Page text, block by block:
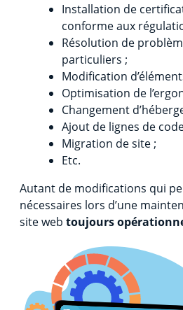
Installation de
conforme aux
Résolution de
particuliers ;
Modification
Optimisation de
Changement
Ajout de lignes de
Migration de site ;
Etc.
Autant de modifications qui
nécessaires lors d’une
site web toujours